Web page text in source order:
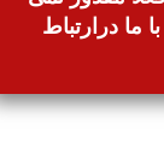
ما درارتباط